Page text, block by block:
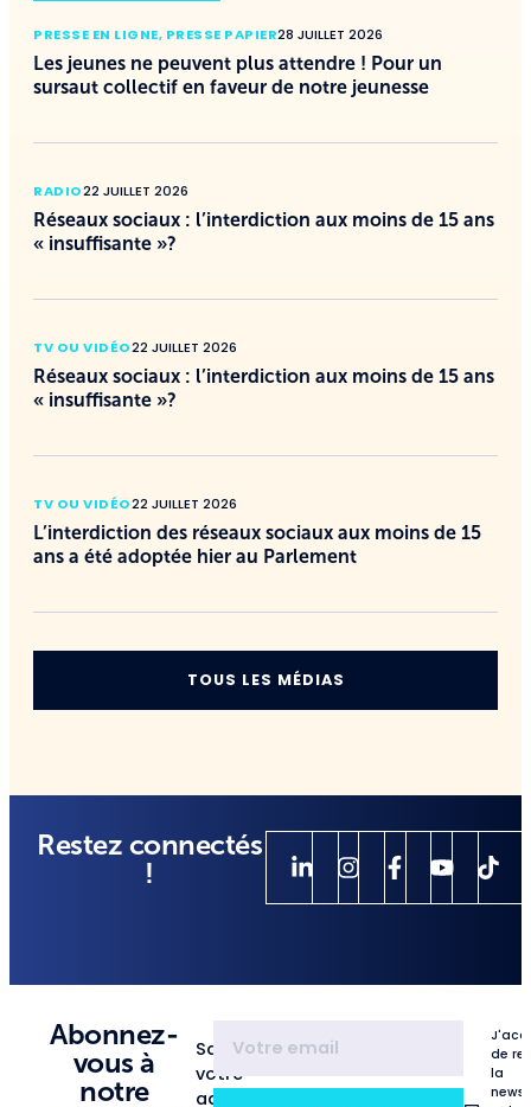
PRESSE EN LIGNE, PRESSE PAPIER28 JUILLET 2026
Les jeunes ne peuvent plus attendre ! Pour un
sursaut collectif en faveur de notre jeunesse
RADIO22 JUILLET 2026
Réseaux sociaux : l’interdiction aux moins de 15 ans
« insuffisante »?
TV OU VIDÉO22 JUILLET 2026
Réseaux sociaux : l’interdiction aux moins de 15 ans
« insuffisante »?
TV OU VIDÉO22 JUILLET 2026
L’interdiction des réseaux sociaux aux moins de 15
ans a été adoptée hier au Parlement
TOUS LES MÉDIAS
Restez connectés
!
Abonnez-
vous à
notre
Saisissez
votre
adresse
de
la